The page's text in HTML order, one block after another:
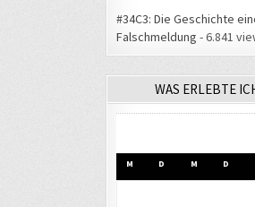
#34C3: Die Geschichte
Falschmeldung - 6.841
WAS ERLEBTE
M D M D